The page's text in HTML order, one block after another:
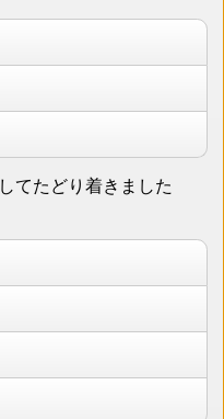
てたどり着きました